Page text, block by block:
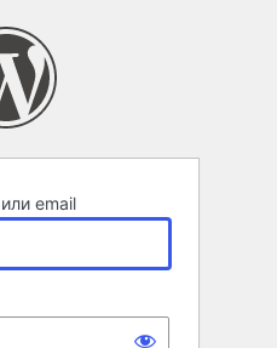
email